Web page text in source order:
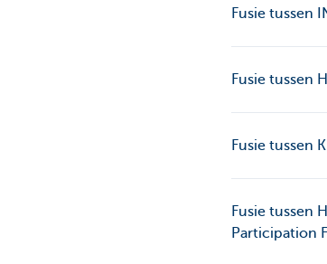
Fusie tussen
Fusie tussen
Fusie tussen
Fusie tussen
Participation